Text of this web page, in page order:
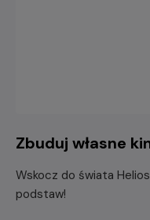
Zbuduj własne
Wskocz do świata
podstaw!